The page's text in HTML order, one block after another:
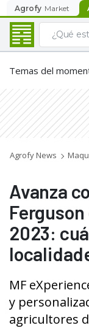
Agrofy Market
Temas del
Agrofy News
Avanza
2023:
MF
y
agricultores